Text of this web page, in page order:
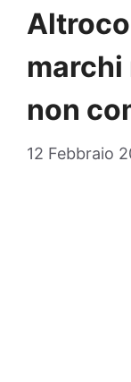
marchi
non
12 Febbraio